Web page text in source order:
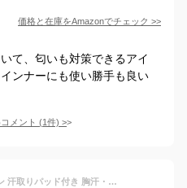
価格と在庫をAmazonでチェック >>
て、匂いも対策できるアイ
ンナーにも使い勝手も良い
メント (1件) >
ハーフトップブラ アセドロン 汗取りパッド付き 胸汗・脇汗対策 吸汗速乾インナー ムレにくいさらさら素材 MC2055P